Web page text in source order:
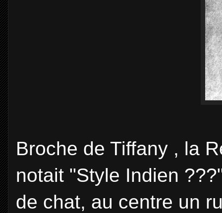
Broche de Tiffany , la
notait "Style Indien
de chat, au centre un